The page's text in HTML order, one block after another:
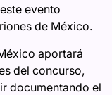
evento
de México.
aportará
del concurso,
documentando el